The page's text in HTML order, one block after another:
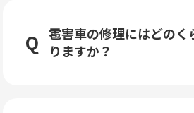
雹害車の修理にはどのく
りますか？